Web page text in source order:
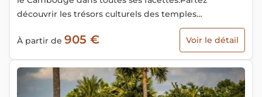
découvrir les trésors culturels des temples
angkoriens, l’histoire de la capitale de Phnom Penh -
Perle de l’Asie du Sud-est et vous relaxer sur les plus
belles plages du pays à la fin du voyage.
À partir de 905 € Voir le détail